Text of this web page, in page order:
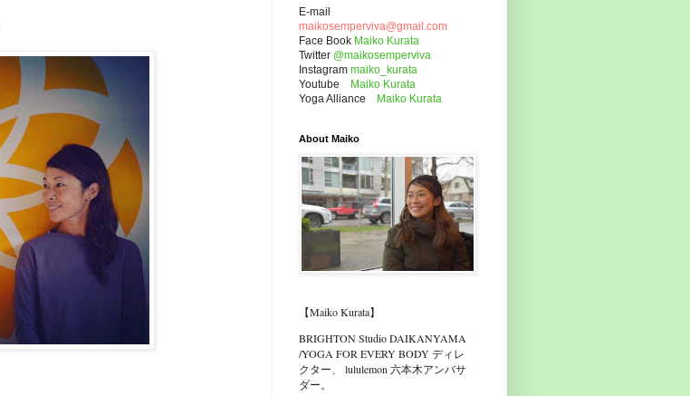
E-mail
maikosemperviva@gmail.com
Face Book Maiko Kurata
Twitter @maikosemperviva
Instagram maiko_kurata
Youtube
Maiko Kurata
Yoga Alliance
Maiko Kurata
About Maiko
【Maiko Kurata】
BRIGHTON Studio DAIKANYAMA
/YOGA FOR EVERY BODY ディレ
クター、 lululemon 六本木アンバサ
ダー。